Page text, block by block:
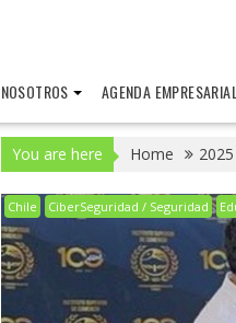
NOSOTROS AGENDA EMPRESARIAL
You are here Home 2025
Chile CiberSeguridad / Seguridad